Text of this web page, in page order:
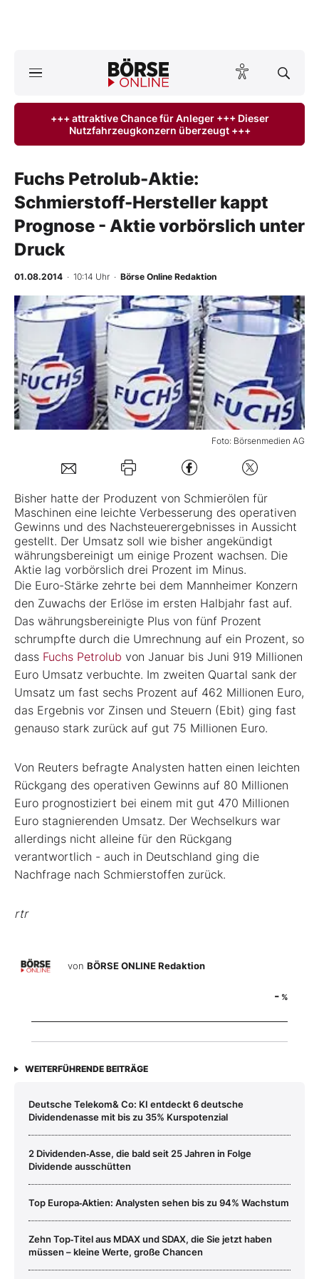
ktuelle Ausgabe BÖRSE ONLINE lesen
Finanz-Check
Abo & Shop
BO-Musterdepots
Experten
Mein B:O
Mein Konto
Kontakt
+++ attraktive Chance für Anleger +++ Dieser
Nutzfahrzeugkonzern überzeugt +++
Fuchs Petrolub-Aktie:
Schmierstoff-Hersteller kappt
Prognose - Aktie vorbörslich unter
Druck
01.08.2014 · 10:14 Uhr · Börse Online Redaktion
Foto: Börsenmedien AG
-
Bisher hatte der Produzent von Schmierölen für
Maschinen eine leichte Verbesserung des operativen
Gewinns und des Nachsteuerergebnisses in Aussicht
gestellt. Der Umsatz soll wie bisher angekündigt
währungsbereinigt um einige Prozent wachsen. Die
Aktie lag vorbörslich drei Prozent im Minus.
Die Euro-Stärke zehrte bei dem Mannheimer Konzern
den Zuwachs der Erlöse im ersten Halbjahr fast auf.
Das währungsbereinigte Plus von fünf Prozent
schrumpfte durch die Umrechnung auf ein Prozent, so
dass Fuchs Petrolub von Januar bis Juni 919 Millionen
Euro Umsatz verbuchte. Im zweiten Quartal sank der
Umsatz um fast sechs Prozent auf 462 Millionen Euro,
das Ergebnis vor Zinsen und Steuern (Ebit) ging fast
genauso stark zurück auf gut 75 Millionen Euro.
Von Reuters befragte Analysten hatten einen leichten
Rückgang des operativen Gewinns auf 80 Millionen
Euro prognostiziert bei einem mit gut 470 Millionen
Euro stagnierenden Umsatz. Der Wechselkurs war
allerdings nicht alleine für den Rückgang
verantwortlich - auch in Deutschland ging die
Nachfrage nach Schmierstoffen zurück.
rtr
von BÖRSE ONLINE Redaktion
- %
WEITERFÜHRENDE BEITRÄGE
Deutsche Telekom& Co: KI entdeckt 6 deutsche
Dividendenasse mit bis zu 35% Kurspotenzial
2 Dividenden‑Asse, die bald seit 25 Jahren in Folge
Dividende ausschütten
Top Europa‑Aktien: Analysten sehen bis zu 94% Wachstum
Zehn Top‑Titel aus MDAX und SDAX, die Sie jetzt haben
müssen – kleine Werte, große Chancen